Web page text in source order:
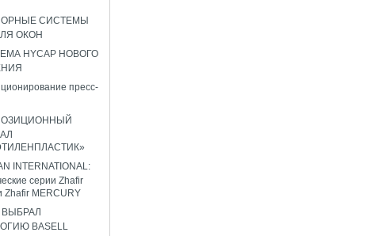
СИСТЕМЫ
ОКОН
HYCAP НОВОГО
пресс-
INTERNATIONAL:
серии Zhafir
Zhafir MERCURY
ВЫБРАЛ
BASELL